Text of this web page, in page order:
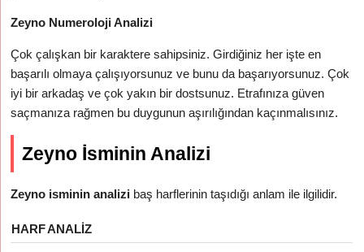
Zeyno Numeroloji Analizi
Çok çalışkan bir karaktere sahipsiniz. Girdiğiniz her işte en
başarılı olmaya çalışıyorsunuz ve bunu da başarıyorsunuz. Çok
iyi bir arkadaş ve çok yakın bir dostsunuz. Etrafınıza güven
saçmanıza rağmen bu duygunun aşırılığından kaçınmalısınız.
Zeyno İsminin Analizi
Zeyno isminin analizi baş harflerinin taşıdığı anlam ile ilgilidir.
HARFANALIZ